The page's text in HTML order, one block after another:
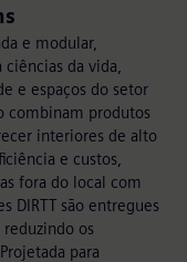
e modular,
da vida,
e espaços do setor
combinam produtos
interiores de alto
e custos,
fora do local com
DIRTT são entregues
os
para